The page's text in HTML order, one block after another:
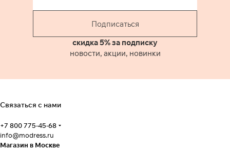
Подписаться
скидка 5% за подписку
новости, акции, новинки
Связаться с нами
+7 800 775-45-68
info@modress.ru
Магазин в Москве